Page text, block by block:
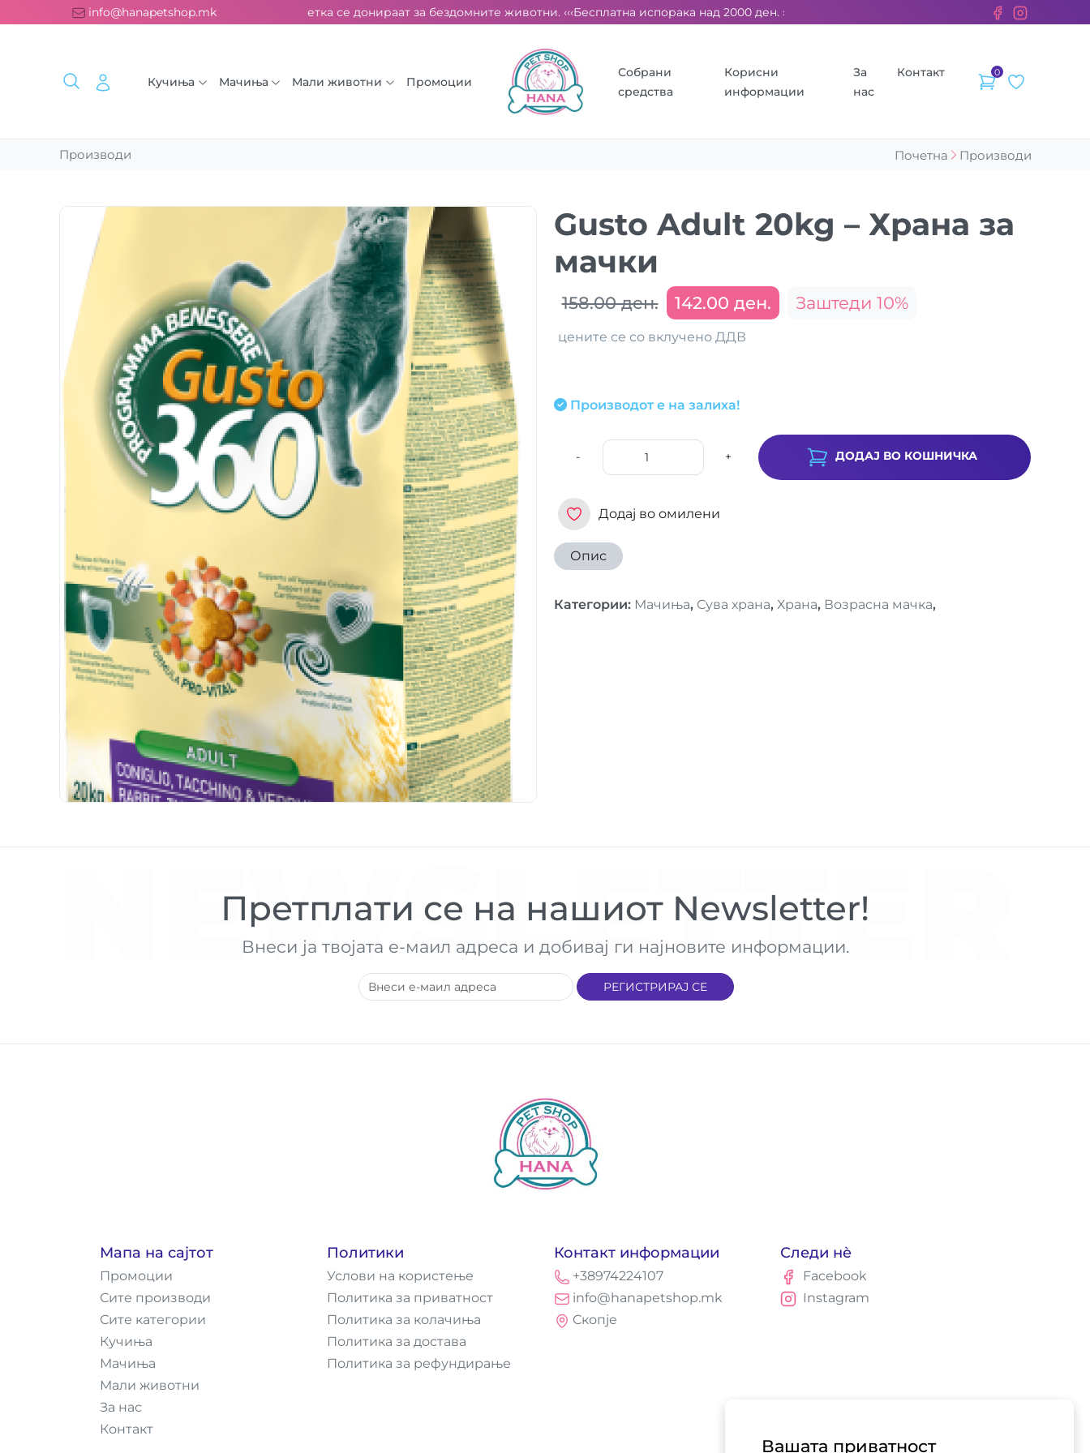
Вашата приватност
info@hanapetshop.mk
испорака над 2000 ден. ››› 2% од секоја сметка се донираат за бездомните животни. ‹‹‹ Бесплатна испорака над 2000 ден. ››› 2% од секоја сметка се донираат за бездомните
Кучиња Мачиња Мали животни Промоции
Собрани
средства
Корисни
информации
За
нас
Контакт 0
Производи Почетна Производи
Gusto Adult 20kg – Храна за
мачки
158.00 ден. 142.00 ден. Заштеди 10%
цените се со вклучено ДДВ
Производот е на залиха!
- + ДОДАЈ ВО КОШНИЧКА
Додај во омилени
Опис
Категории: Мачиња, Сува храна, Храна, Возрасна мачка,
NEWSLETTER
Претплати се на нашиот Newsletter!
Внеси ја твојата е-маил адреса и добивај ги најновите информации.
РЕГИСТРИРАЈ СЕ
Мапа на сајтот
Промоции
Сите производи
Сите категории
Кучиња
Мачиња
Мали животни
За нас
Контакт
Политики
Услови на користење
Политика за приватност
Политика за колачиња
Политика за достава
Политика за рефундирање
Контакт информации
+38974224107
info@hanapetshop.mk
Скопје
Следи нè
Facebook
Instagram